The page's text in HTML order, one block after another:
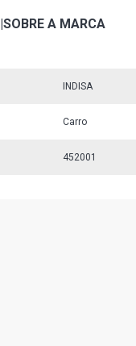
|SOBRE A MARCA
INDISA
Carro
452001